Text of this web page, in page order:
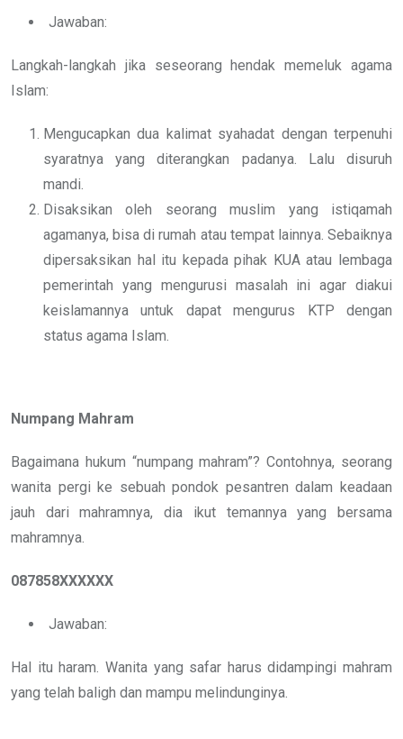
Jawaban:
Langkah-langkah jika seseorang hendak memeluk agama
Islam:
Mengucapkan dua kalimat syahadat dengan terpenuhi
syaratnya yang diterangkan padanya. Lalu disuruh
mandi.
Disaksikan oleh seorang muslim yang istiqamah
agamanya, bisa di rumah atau tempat lainnya. Sebaiknya
dipersaksikan hal itu kepada pihak KUA atau lembaga
pemerintah yang mengurusi masalah ini agar diakui
keislamannya untuk dapat mengurus KTP dengan
status agama Islam.
Numpang Mahram
Bagaimana hukum “numpang mahram”? Contohnya, seorang
wanita pergi ke sebuah pondok pesantren dalam keadaan
jauh dari mahramnya, dia ikut temannya yang bersama
mahramnya.
087858XXXXXX
Jawaban:
Hal itu haram. Wanita yang safar harus didampingi mahram
yang telah baligh dan mampu melindunginya.